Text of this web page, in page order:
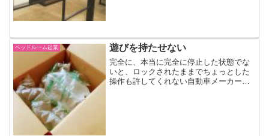
ベッドルーム起業 遊びを持たせない
完全に、本当に完全に停止した状態でな
いと、ロックされたままでちょっとした
操作も許してくれない自動車メーカー純